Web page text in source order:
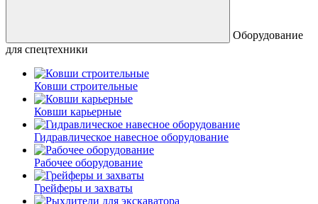
Оборудование
для спецтехники
Ковши строительные
Ковши карьерные
Гидравлическое навесное оборудование
Рабочее оборудование
Грейферы и захваты